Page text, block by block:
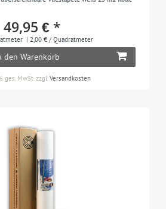
49,95 € *
| 2,00 € / Quadratmeter
den Warenkorb
ges. MwSt.zzgl.Versandkosten